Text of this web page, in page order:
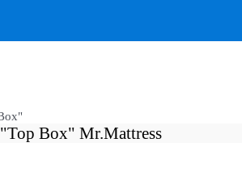
Box" Mr.Mattress